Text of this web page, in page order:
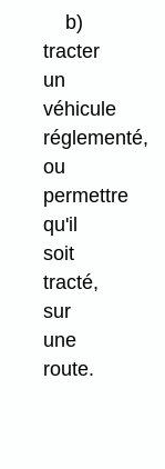
b)
tracter
un
véhicule
réglementé,
ou
permettre
qu'il
soit
tracté,
sur
une
route.